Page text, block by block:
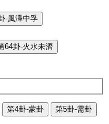
-風澤中孚
64卦-火水未濟
第4卦-蒙卦 第5卦-需卦